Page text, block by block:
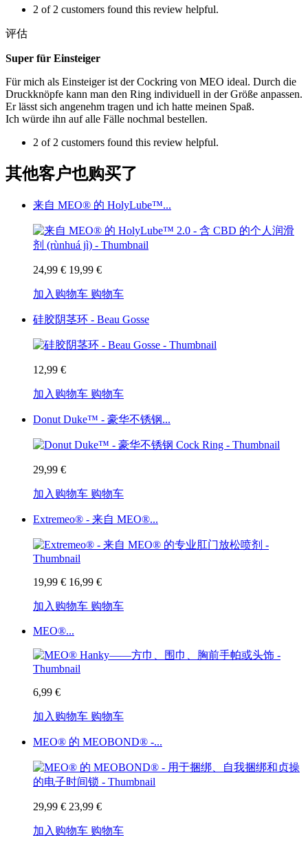
2 of 2 customers found this review helpful.
评估
Super für Einsteiger
Für mich als Einsteiger ist der Cockring von MEO ideal. Durch die
Druckknöpfe kann man den Ring individuell in der Größe anpassen.
Er lässt sich angenehm tragen und ich hatte meinen Spaß.
Ich würde ihn auf alle Fälle nochmal bestellen.
2 of 2 customers found this review helpful.
其他客户也购买了
来自 MEO® 的 HolyLube™...
24,99 € 19,99 €
加入购物车 购物车
硅胶阴茎环 - Beau Gosse
12,99 €
加入购物车 购物车
Donut Duke™ - 豪华不锈钢...
29,99 €
加入购物车 购物车
Extremeo® - 来自 MEO®...
19,99 € 16,99 €
加入购物车 购物车
MEO®...
6,99 €
加入购物车 购物车
MEO® 的 MEOBOND® -...
29,99 € 23,99 €
加入购物车 购物车